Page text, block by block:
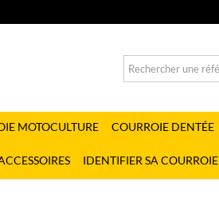
MOTOCULTURE COURROIE DENTÉE
IDENTIFIER SA COURROIE